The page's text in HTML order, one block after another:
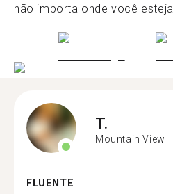
não importa onde você esteja.
T.
Mountain View
FLUENTE